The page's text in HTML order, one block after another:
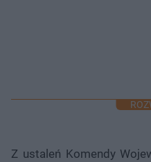
Z ustaleń Komendy